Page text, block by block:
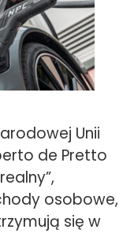
Unii
de Pretto
osobowe,
się w